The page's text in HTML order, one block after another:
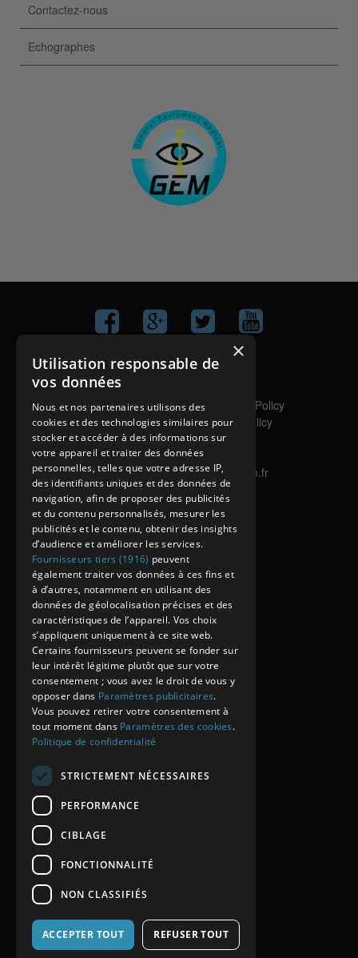
Contactez-nous
Echographes
Contact
Politique de confidentialité
Privacy Policy
Politique de Cookies/Cookies Policy
Copyright
Mentions légales
Site internet réalisé par Netincom.fr
×
Utilisation responsable de
vos données
Nous et nos partenaires utilisons des
cookies et des technologies similaires pour
stocker et accéder à des informations sur
votre appareil et traiter des données
personnelles, telles que votre adresse IP,
des identifiants uniques et des données de
navigation, afin de proposer des publicités
et du contenu personnalisés, mesurer les
publicités et le contenu, obtenir des insights
d’audience et améliorer les services.
Fournisseurs tiers (1916) peuvent
également traiter vos données à ces fins et
à d’autres, notamment en utilisant des
données de géolocalisation précises et des
caractéristiques de l’appareil. Vos choix
s’appliquent uniquement à ce site web.
Certains fournisseurs peuvent se fonder sur
leur intérêt légitime plutôt que sur votre
consentement ; vous avez le droit de vous y
opposer dans Paramètres publicitaires.
Vous pouvez retirer votre consentement à
tout moment dans Paramètres des cookies.
Politique de confidentialité
STRICTEMENT NÉCESSAIRES
PERFORMANCE
CIBLAGE
FONCTIONNALITÉ
NON CLASSIFIÉS
ACCEPTER TOUT REFUSER TOUT